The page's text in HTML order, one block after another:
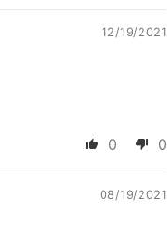
12/19/2021
0 0
08/19/2021